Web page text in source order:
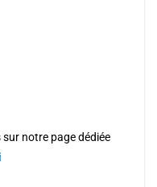
notre page dédiée